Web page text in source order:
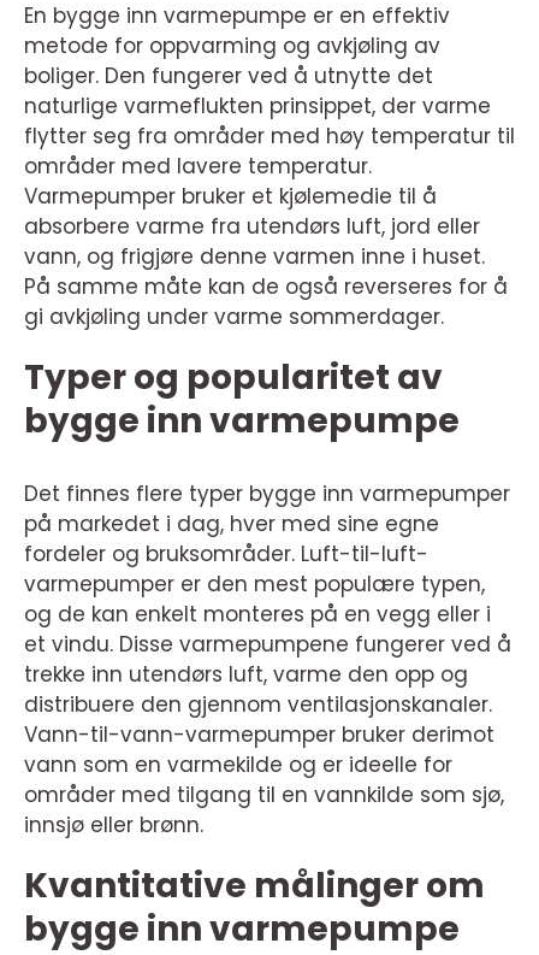
En bygge inn varmepumpe er en effektiv
metode for oppvarming og avkjøling av
boliger. Den fungerer ved å utnytte det
naturlige varmeflukten prinsippet, der varme
flytter seg fra områder med høy temperatur til
områder med lavere temperatur.
Varmepumper bruker et kjølemedie til å
absorbere varme fra utendørs luft, jord eller
vann, og frigjøre denne varmen inne i huset.
På samme måte kan de også reverseres for å
gi avkjøling under varme sommerdager.
Typer og popularitet av
bygge inn varmepumpe
Det finnes flere typer bygge inn varmepumper
på markedet i dag, hver med sine egne
fordeler og bruksområder. Luft-til-luft-
varmepumper er den mest populære typen,
og de kan enkelt monteres på en vegg eller i
et vindu. Disse varmepumpene fungerer ved å
trekke inn utendørs luft, varme den opp og
distribuere den gjennom ventilasjonskanaler.
Vann-til-vann-varmepumper bruker derimot
vann som en varmekilde og er ideelle for
områder med tilgang til en vannkilde som sjø,
innsjø eller brønn.
Kvantitative målinger om
bygge inn varmepumpe